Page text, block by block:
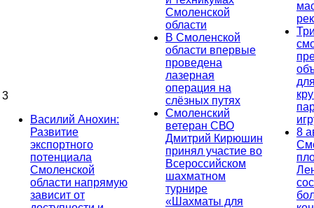
3
Василий Анохин:
Развитие
экспортного
потенциала
Смоленской
области напрямую
зависит от
Смоленской
области
В Смоленской
области впервые
проведена
лазерная
операция на
слёзных путях
Смоленский
ветеран СВО
Дмитрий Кирюшин
принял участие во
Всероссийском
шахматном
турнире
«Шахматы для
8